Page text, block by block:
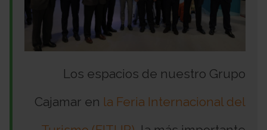
Los espacios de nuestro Grupo
Cajamar en la Feria Internacional del